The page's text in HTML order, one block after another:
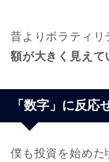
昔よりボラティ
額が大きく見えて
「数字」に反応
僕も投資を始めた